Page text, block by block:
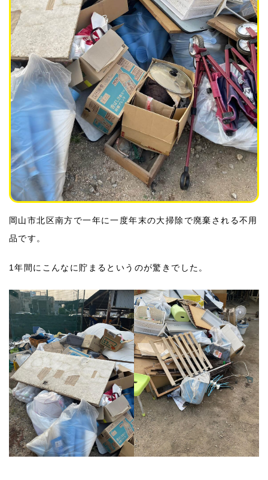
岡山市北区南方で一年に一度年末の大掃除で廃棄される不用
品です。
1年間にこんなに貯まるというのが驚きでした。